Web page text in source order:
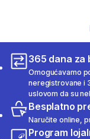
365 dana za
Omogućavamo
neregistrovane i
uslovom da su
Besplatno
Naručite online,
Program